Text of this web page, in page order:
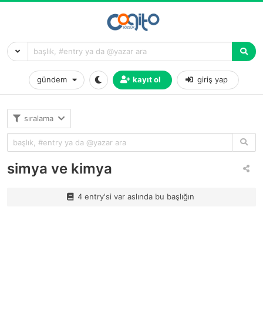
gündem kayıt ol giriş yap
sıralama
simya ve kimya
4 entry'si var aslında bu başlığın